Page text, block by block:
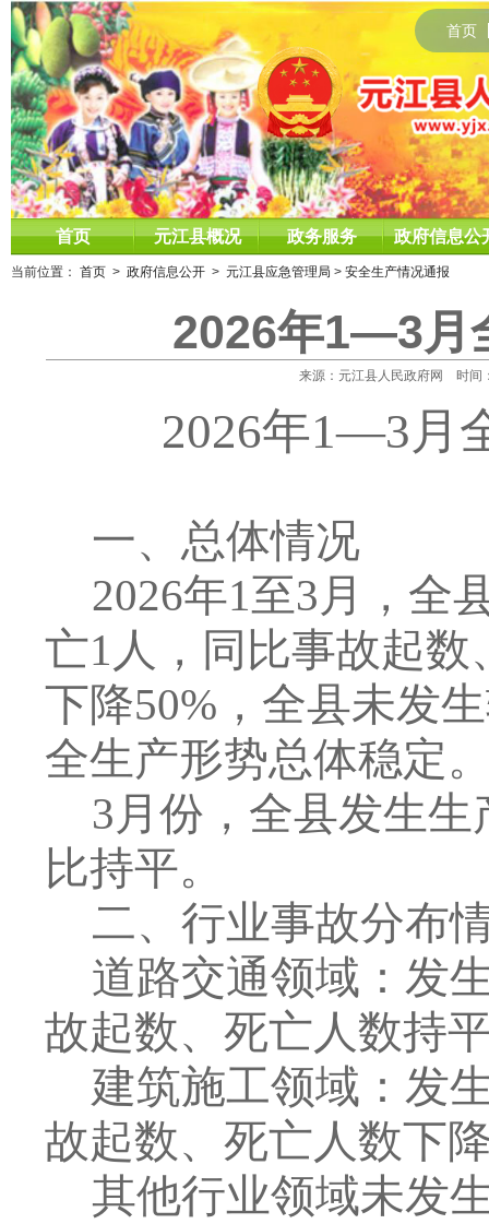
首页
首页 元江县概况 政务服务 政府信息公
当前位置： 首页 > 政府信息公开 > 元江县应急管理局 > 安全生产情况通报
2026年1—3月
来源：元江县人民政府网 时间
2026年1—3月
一、总体情况
2026年1至3 月，全
亡1 人，同比事故起
下降50% ，全县未发
全生产形势总体稳定
3 月份，全县发生
比持平。
二、行业事故分布
道路交通领域： 发
故起数、死亡人数持
建筑施工领域： 发
故起数、死亡人数下
其他行业领域未发